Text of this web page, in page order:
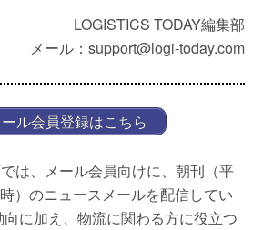
LOGISTICS TODAY編集部
メール：support@logi-today.com
ル会員登録はこちら
は、メール会員向けに、朝刊（平
）のニュースメールを配信してい
に加え、物流に関わる方に役立つ